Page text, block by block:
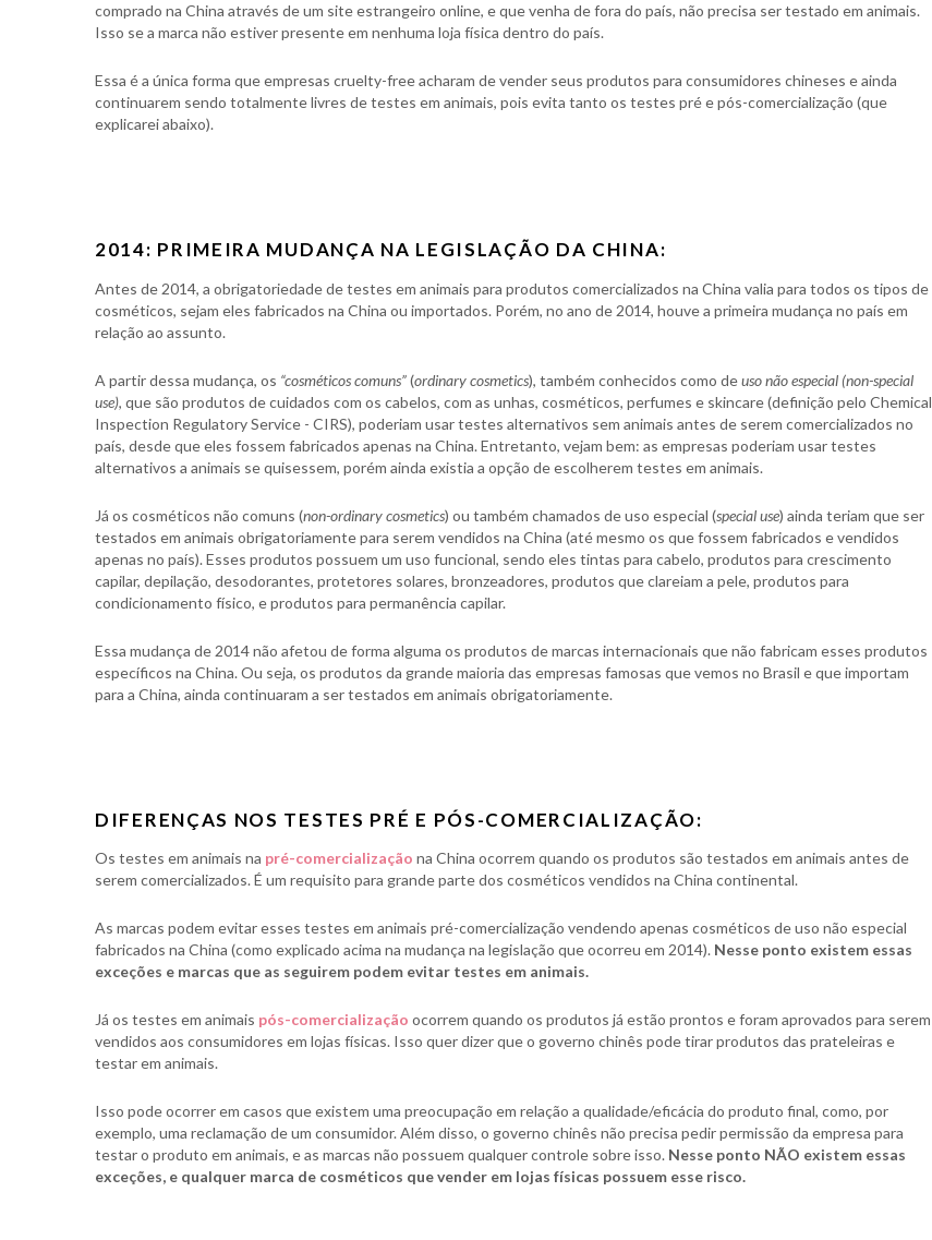
comprado na China através de um site estrangeiro online, e que venha de fora do país, não precisa ser testado em animais.
Isso se a marca não estiver presente em nenhuma loja física dentro do país.
Essa é a única forma que empresas cruelty-free acharam de vender seus produtos para consumidores chineses e ainda
continuarem sendo totalmente livres de testes em animais, pois evita tanto os testes pré e pós-comercialização (que
explicarei abaixo).
2014: PRIMEIRA MUDANÇA NA LEGISLAÇÃO DA CHINA:
Antes de 2014, a obrigatoriedade de testes em animais para produtos comercializados na China valia para todos os tipos de
cosméticos, sejam eles fabricados na China ou importados. Porém, no ano de 2014, houve a primeira mudança no país em
relação ao assunto.
A partir dessa mudança, os “cosméticos comuns”(ordinary cosmetics), também conhecidos como deuso não especial (non-special
use), que são produtos de cuidados com os cabelos, com as unhas, cosméticos, perfumes e skincare (definição pelo Chemical
Inspection Regulatory Service - CIRS), poderiam usar testes alternativos sem animais antes de serem comercializados no
país, desde que eles fossem fabricados apenas na China. Entretanto, vejam bem: as empresas poderiam usar testes
alternativos a animais se quisessem, porém ainda existia a opção de escolherem testes em animais.
Já os cosméticos não comuns (non-ordinary cosmetics) ou também chamados de uso especial (special use) ainda teriam que ser
testados em animais obrigatoriamente para serem vendidos na China (até mesmo os que fossem fabricados e vendidos
apenas no país). Esses produtos possuem um uso funcional, sendo eles tintas para cabelo, produtos para crescimento
capilar, depilação, desodorantes, protetores solares, bronzeadores, produtos que clareiam a pele, produtos para
condicionamento físico, e produtos para permanência capilar.
Essa mudança de 2014 não afetou de forma alguma os produtos de marcas internacionais que não fabricam esses produtos
específicos na China. Ou seja, os produtos da grande maioria das empresas famosas que vemos no Brasil e que importam
para a China, ainda continuaram a ser testados em animais obrigatoriamente.
DIFERENÇAS NOS TESTES PRÉ E PÓS-COMERCIALIZAÇÃO:
Os testes em animais na pré-comercialização na China ocorrem quando os produtos são testados em animais antes de
serem comercializados. É um requisito para grande parte dos cosméticos vendidos na China continental.
As marcas podem evitar esses testes em animais pré-comercialização vendendo apenas cosméticos de uso não especial
fabricados na China (como explicado acima na mudança na legislação que ocorreu em 2014). Nesse ponto existem essas
exceções e marcas que as seguirem podem evitar testes em animais.
Já os testes em animais pós-comercialização ocorrem quando os produtos já estão prontos e foram aprovados para serem
vendidos aos consumidores em lojas físicas. Isso quer dizer que o governo chinês pode tirar produtos das prateleiras e
testar em animais.
Isso pode ocorrer em casos que existem uma preocupação em relação a qualidade/eficácia do produto final, como, por
exemplo, uma reclamação de um consumidor. Além disso, o governo chinês não precisa pedir permissão da empresa para
testar o produto em animais, e as marcas não possuem qualquer controle sobre isso. Nesse ponto NÃO existem essas
exceções, e qualquer marca de cosméticos que vender em lojas físicas possuem esse risco.